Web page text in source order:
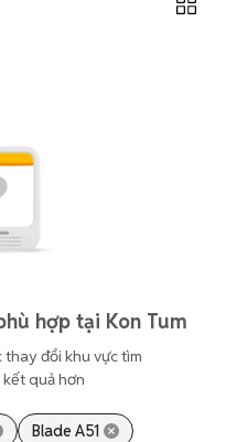
hợp tại Kon Tum
đổi khu vực tìm
quả hơn
Blade A51